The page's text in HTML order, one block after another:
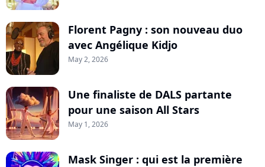
Florent Pagny : son nouveau duo
avec Angélique Kidjo
May 2, 2026
Une finaliste de DALS partante
pour une saison All Stars
May 1, 2026
Mask Singer : qui est la première